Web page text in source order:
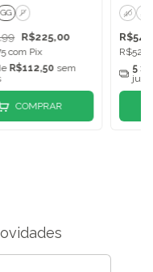
GG P
R$225,00
com Pix
R$112,50 sem
COMPRAR
40 42
5 x